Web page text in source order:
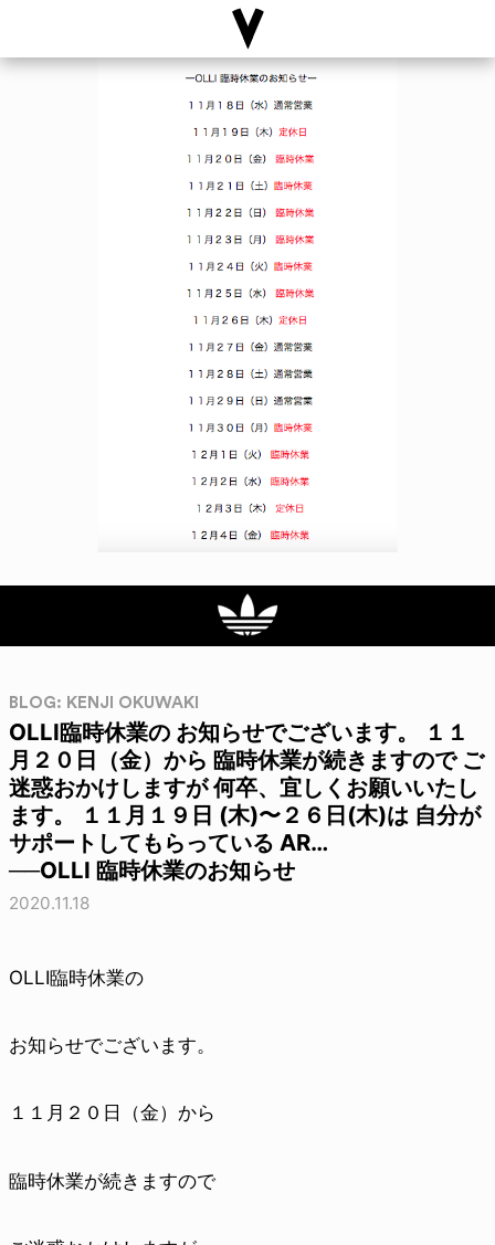
BLOG: KENJI OKUWAKI
OLLI臨時休業の お知らせでございます。 １１
月２０日（金）から 臨時休業が続きますので ご
迷惑おかけしますが 何卒、宜しくお願いいたし
ます。 １１月１９日 (木)〜２６日(木)は 自分が
サポートしてもらっている AR…
──OLLI 臨時休業のお知らせ
2020.11.18
OLLI臨時休業の
お知らせでございます。
１１月２０日（金）から
臨時休業が続きますので